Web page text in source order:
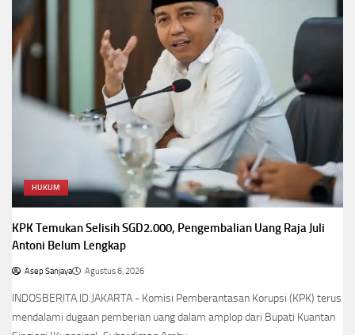
HUKUM
KPK Temukan Selisih SGD2.000, Pengembalian Uang Raja Juli
Antoni Belum Lengkap
Asep Sanjaya Agustus 6, 2026
INDOSBERITA.ID.JAKARTA - Komisi Pemberantasan Korupsi (KPK) terus
mendalami dugaan pemberian uang dalam amplop dari Bupati Kuantan